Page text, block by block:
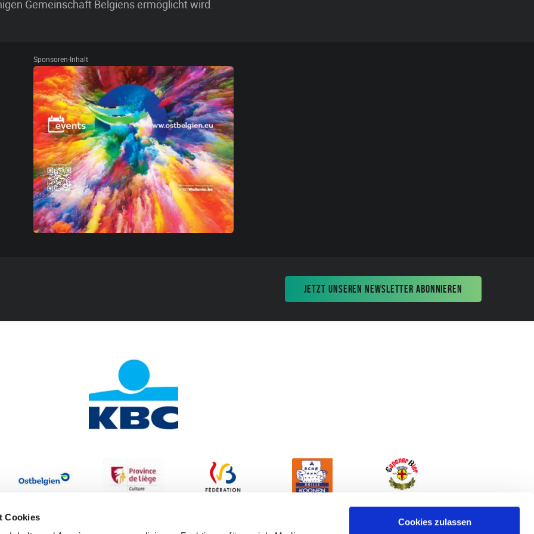
Cookies
Cookies zulassen
Gemeinschaft Belgiens ermöglicht wird.
Sponsoren-Inhalt
JETZT UNSEREN NEWSLETTER ABONNIEREN